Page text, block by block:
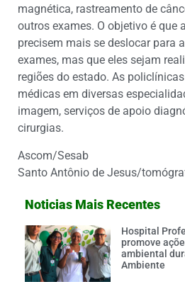
magnética, rastreamento de
outros exames. O objetivo é que
precisem mais se deslocar para
exames, mas que eles sejam
regiões do estado. As
médicas em diversas
imagem, serviços de apoio
cirurgias.
Ascom/Sesab
Santo Antônio de Jesus/
Noticias Mais Recentes
Hospital
promove
ambiental
Ambiente